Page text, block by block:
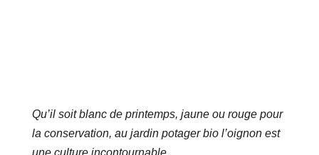
Qu’il soit blanc de printemps, jaune ou rouge pour
la conservation, au jardin potager bio l’oignon est